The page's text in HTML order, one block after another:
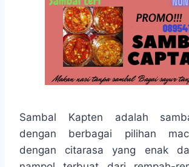
Sambal Kapten adalah
dengan berbagai pilihan
dengan citarasa yang enak